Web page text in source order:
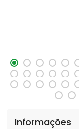
Informações